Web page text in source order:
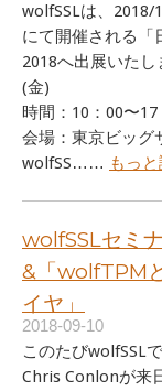
wolfSSLは、2018/
にて開催される「
2018へ出展いた
(金)
時間：10：00〜17
会場：東京ビッグ
wolfSS…… もっ
wolfSSLセミ
&「wolfTPM
イヤ」
2018-09-10
このたびwolfSSL
Chris Conlonが来